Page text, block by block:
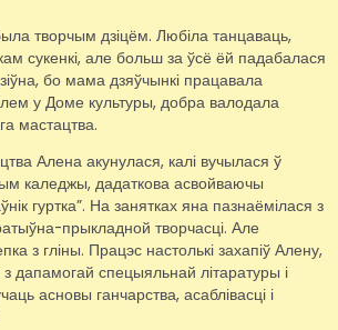
творчым дзіцём. Любіла танцаваць,
сукенкі, але больш за ўсё ёй падабалася
бо мама дзяўчынкі працавала
у Доме культуры, добра валодала
мастацтва.
Алена акунулася, калі вучылася ў
каледжы, дадаткова асвойваючы
гуртка”. На занятках яна пазнаёмілася з
прыкладной творчасці. Але
з гліны. Працэс настолькі захапіў Алену,
дапамогай спецыяльнай літаратуры і
асновы ганчарства, асаблівасці і